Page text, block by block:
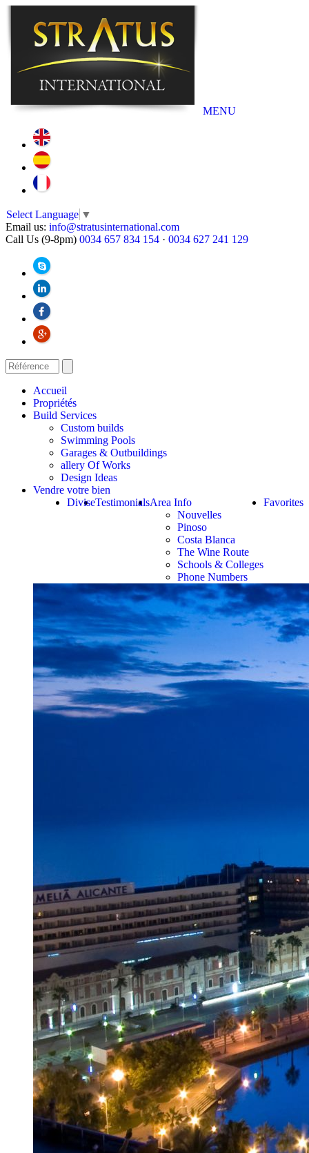
MENU
Select Language ▼
Email us: info@stratusinternational.com
Call Us (9-8pm) 0034 657 834 154 · 0034 627 241 129
Accueil
Propriétés
Build Services
Custom builds
Swimming Pools
Garages & Outbuildings
allery Of Works
Design Ideas
Vendre votre bien
Favorites
Area Info
Nouvelles
Pinoso
Costa Blanca
The Wine Route
Schools & Colleges
Phone Numbers
Testimonials
Divise